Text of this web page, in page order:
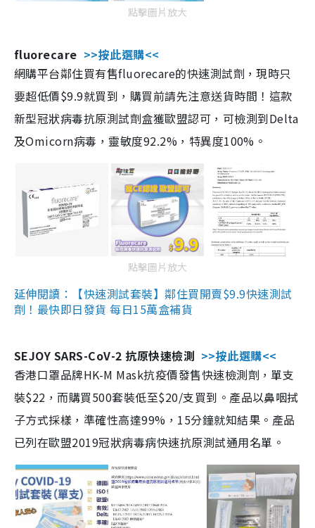
點擊圖片放大
fluorecare >>按此選購<<
網購平台鄰住買有售fluorecare的快速測試劑，現時只
要超低價$9.9就買到，購買前請先注意送貨時間！這款
新型冠狀病毒抗原測試劑盒獲歐盟認可，可檢測到Delta
及Omicorn病毒，靈敏度92.2%，特異度100%。
點擊圖片放大
延伸閱讀：【快速測試套裝】鄰住買開賣$9.9快速測試
劑！最快即日發貨 每日15萬盒補貨
SEJOY SARS-CoV-2 抗原快速檢測 >>按此選購<<
香港口罩品牌HK-M Mask抗疫價發售快速檢測劑，單支
裝$22，而購買500套裝低至$20/支買到。產品以鼻咽拭
子方式採樣，準確性高達99%，15分鐘就知結果。產品
已列在歐盟2019冠狀病毒病快速抗原測試通用名單。